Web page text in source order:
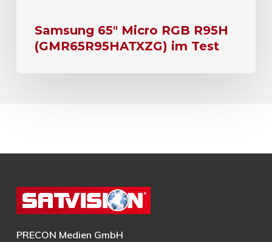
Samsung 65″ Micro RGB R95H
(GMR65R95HATXZG) im Test
PRECON Medien GmbH